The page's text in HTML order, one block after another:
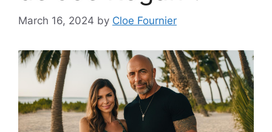
March 16, 2024 by Cloe Fournier